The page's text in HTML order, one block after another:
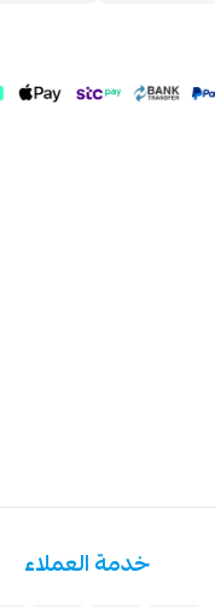
اسحب و افلت الملف هنا
خدمة العملاء